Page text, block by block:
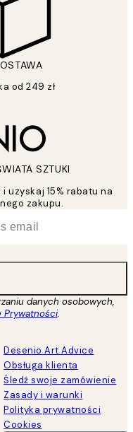
od 249 zł
SZTUKI
uzyskaj 15% rabatu na
zakupu.
danych osobowych,
Prywatności.
Desenio Art Advice
Obsługa klienta
Śledź swoje zamówienie
Zasady i warunki
Polityka prywatności
Cookies